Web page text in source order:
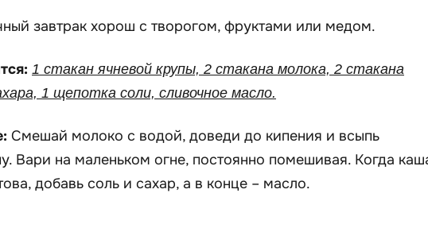
завтрак хорош с творогом, фруктами или медом.
1 стакан ячневой крупы, 2 стакана молока, 2 стакана
1 щепотка соли, сливочное масло.
Смешай молоко с водой, доведи до кипения и всыпь
Вари на маленьком огне, постоянно помешивая. Когда
добавь соль и сахар, а в конце – масло.